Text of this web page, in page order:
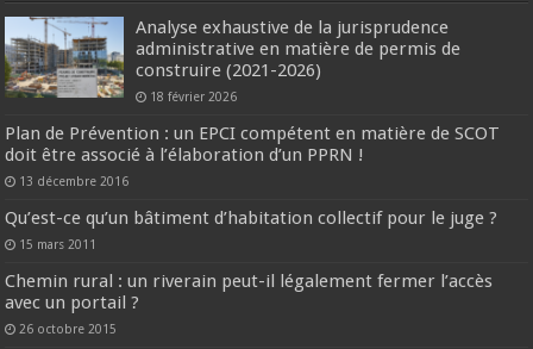
Analyse exhaustive de la jurisprudence
administrative en matière de permis de
construire (2021-2026)
18 février 2026
Plan de Prévention : un EPCI compétent en matière de SCOT
doit être associé à l’élaboration d’un PPRN !
13 décembre 2016
Qu’est-ce qu’un bâtiment d’habitation collectif pour le juge ?
15 mars 2011
Chemin rural : un riverain peut-il légalement fermer l’accès
avec un portail ?
26 octobre 2015